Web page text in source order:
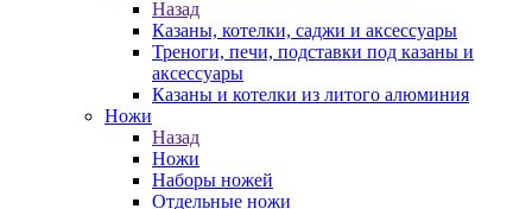
Назад
Казаны, котелки, саджи и аксессуары
Треноги, печи, подставки под казаны и
аксессуары
Казаны и котелки из литого алюминия
Ножи
Назад
Ножи
Наборы ножей
Отдельные ножи